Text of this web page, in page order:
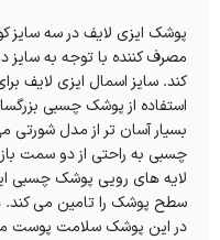
پوشک ایزی لایف در سه سایز
مصرف کننده با توجه به سایز
کند. سایز اسمال ایزی لایف
استفاده از پوشک چسبی
بسیار آسان تر از مدل
چسبی به راحتی از دو سمت
لایه های رویی پوشک چسبی
سطح پوشک را تامین می کند.
در این پوشک سلامت پوست